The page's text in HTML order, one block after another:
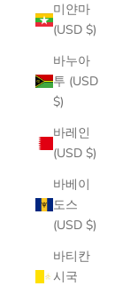
미얀마
(USD $)
바누아
투 (USD
$)
바레인
(USD $)
바베이
도스
(USD $)
바티칸
시국